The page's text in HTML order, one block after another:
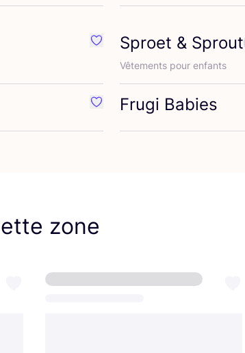
Préféré {nom}
Sproet & Sprout
Vête­ments pour enfants
Préféré {nom}
Frugi Babies
zone